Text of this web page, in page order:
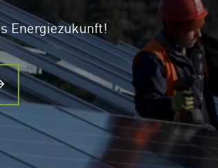
Standorte
Innovation
Repowering
Batteriespeicherlösungen
ENERGYNIOUS –
Individuelle
Energielösungen
Energiezukunft!